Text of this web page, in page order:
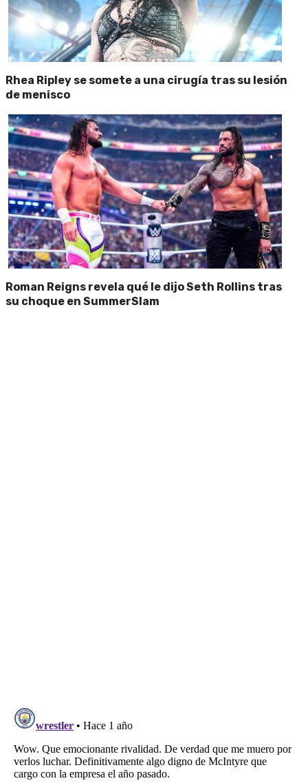
Rhea Ripley se somete a una cirugía tras su lesión
de menisco
Roman Reigns revela qué le dijo Seth Rollins tras
su choque en SummerSlam